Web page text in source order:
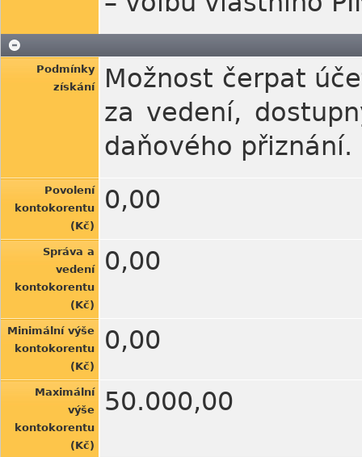
Podmínky
získání
Možnost čerpat
za vedení,
daňového přiznání.
Povolení
kontokorentu
(Kč)
0,00
Správa a
vedení
kontokorentu
(Kč)
0,00
Minimální výše
kontokorentu
(Kč)
0,00
Maximální
výše
kontokorentu
(Kč)
50.000,00